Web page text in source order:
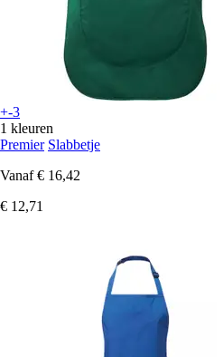
+-3
1 kleuren
Premier Slabbetje
Vanaf € 16,42
€ 12,71